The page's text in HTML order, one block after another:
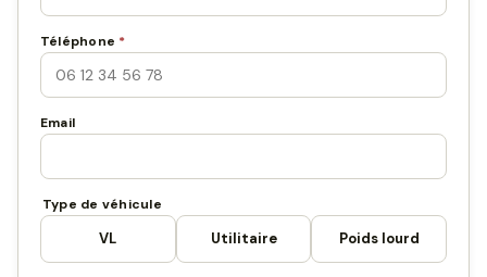
Téléphone *
Email
Type de véhicule
VL Utilitaire Poids lourd